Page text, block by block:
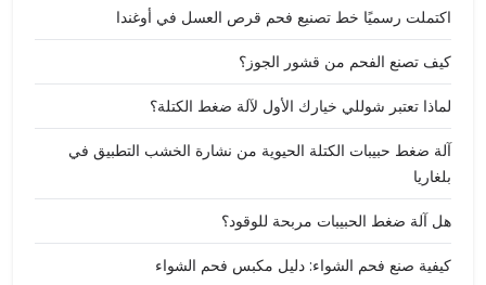
اكتملت رسميًا خط تصنيع فحم قرص العسل في أوغندا
كيف تصنع الفحم من قشور الجوز؟
لماذا تعتبر شوللي خيارك الأول لآلة ضغط الكتلة؟
آلة ضغط حبيبات الكتلة الحيوية من نشارة الخشب التطبيق في
بلغاريا
هل آلة ضغط الحبيبات مربحة للوقود؟
كيفية صنع فحم الشواء: دليل مكبس فحم الشواء